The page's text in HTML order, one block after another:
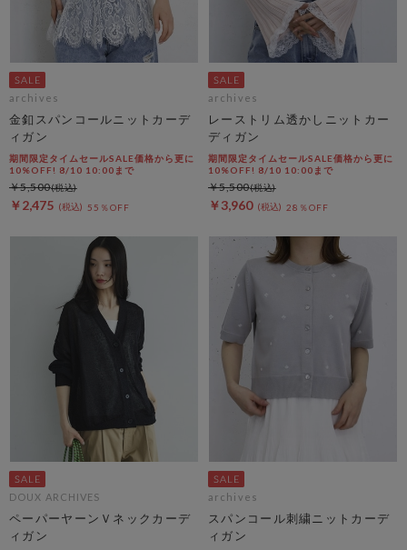
archives
金釦スパンコールニットカーデ
ィガン
期間限定タイムセールSALE価格から更に
10%OFF! 8/10 10:00まで
￥2,475 55％OFF
￥5,500
archives
レーストリム透かしニットカー
ディガン
期間限定タイムセールSALE価格から更に
10%OFF! 8/10 10:00まで
￥3,960 28％OFF
￥5,500
DOUX ARCHIVES
ペーパーヤーンＶネックカーデ
ィガン
archives
スパンコール刺繍ニットカーデ
ィガン